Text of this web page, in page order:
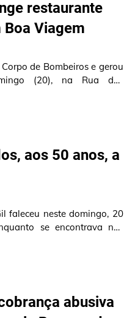
restaurante
Boa Viagem
de Bombeiros e gerou
(20), na Rua dos
aos 50 anos, a
faleceu neste domingo, 20
se encontrava nos
abusiva